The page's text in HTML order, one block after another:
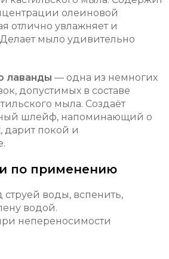
олеиновой
отлично увлажняет и
мыло удивительно
лаванды — одна из немногих
допустимых в составе
мыла. Создаёт
шлейф, напоминающий о
дарит покой и
по применению
воды, вспенить,
водой.
непереносимости